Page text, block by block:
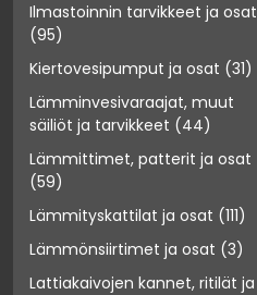
Ilmastoinnin tarvikkeet ja osat
(95)
Kiertovesipumput ja osat (31)
Lämminvesivaraajat, muut
säiliöt ja tarvikkeet (44)
Lämmittimet, patterit ja osat
(59)
Lämmityskattilat ja osat (111)
Lämmönsiirtimet ja osat (3)
Lattiakaivojen kannet, ritilät ja